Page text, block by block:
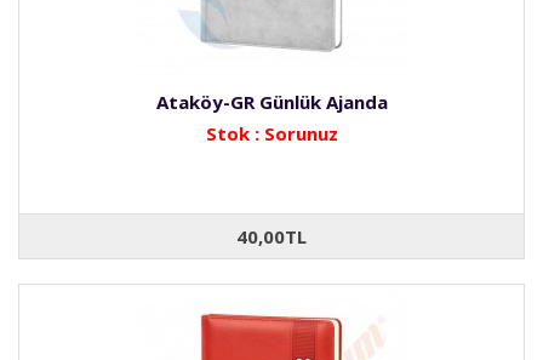
Ataköy-GR Günlük Ajanda
Stok : Sorunuz
40,00TL